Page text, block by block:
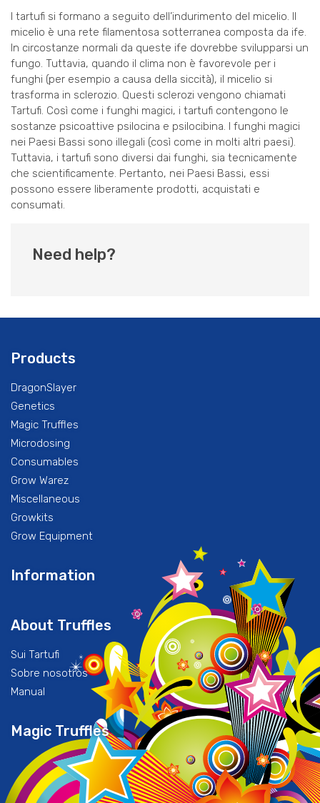
I tartufi si formano a seguito dell’indurimento del micelio. Il
micelio è una rete filamentosa sotterranea composta da ife.
In circostanze normali da queste ife dovrebbe svilupparsi un
fungo. Tuttavia, quando il clima non è favorevole per i
funghi (per esempio a causa della siccità), il micelio si
trasforma in sclerozio. Questi sclerozi vengono chiamati
Tartufi. Così come i funghi magici, i tartufi contengono le
sostanze psicoattive psilocina e psilocibina. I funghi magici
nei Paesi Bassi sono illegali (così come in molti altri paesi).
Tuttavia, i tartufi sono diversi dai funghi, sia tecnicamente
che scientificamente. Pertanto, nei Paesi Bassi, essi
possono essere liberamente prodotti, acquistati e
consumati.
Need help?
Products
DragonSlayer
Genetics
Magic Truffles
Microdosing
Consumables
Grow Warez
Miscellaneous
Growkits
Grow Equipment
Information
About Truffles
Sui Tartufi
Sobre nosotros
Manual
Magic Truffles